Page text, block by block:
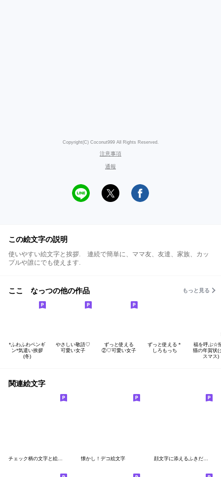
Copyright(C) Coconut999 All Rights Reserved.
注意事項
通報
この絵文字の説明
使いやすい絵文字と挨拶. 連続で簡単に、ママ友、友達、家族、カッ
プルや誰にでも使えます.
ここ なっつの他の作品 もっと見る
*ふわふわペンギ
ン*気遣い挨拶
(冬)
やさしい敬語♡
可愛い女子
ずっと使える
②♡可愛い女子
ずっと使える＊
しろもっち
福を呼ぶ☆
猫の年賀状(
スマス)
関連絵文字
懐かし！デコ絵文字 顔文字に添えるふきだし♪2